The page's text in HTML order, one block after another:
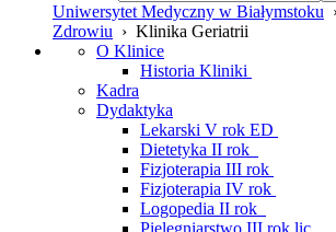
Uniwersytet Medyczny w Białymstoku
Zdrowiu › Klinika Geriatrii
O Klinice
Historia Kliniki
Kadra
Dydaktyka
Lekarski V rok ED
Dietetyka II rok
Fizjoterapia III rok
Fizjoterapia IV rok
Logopedia II rok
Pielęgniarstwo III rok lic.